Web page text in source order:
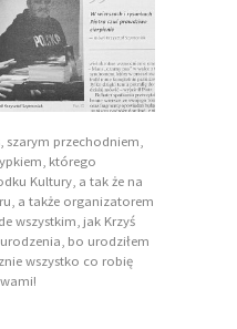
szarym przechodniem,
którego
Kultury, a tak że na
a także organizatorem
wszystkim, jak Krzyś
bo urodziłem
wszystko co robię